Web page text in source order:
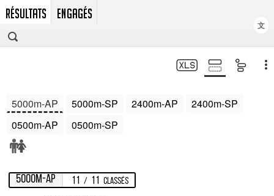
RÉSULTATS ENGAGÉS
文
5000m-AP 5000m-SP 2400m-AP
2400m-SP
0500m-AP
0500m-SP
5000m-AP 11 / 11 Classés